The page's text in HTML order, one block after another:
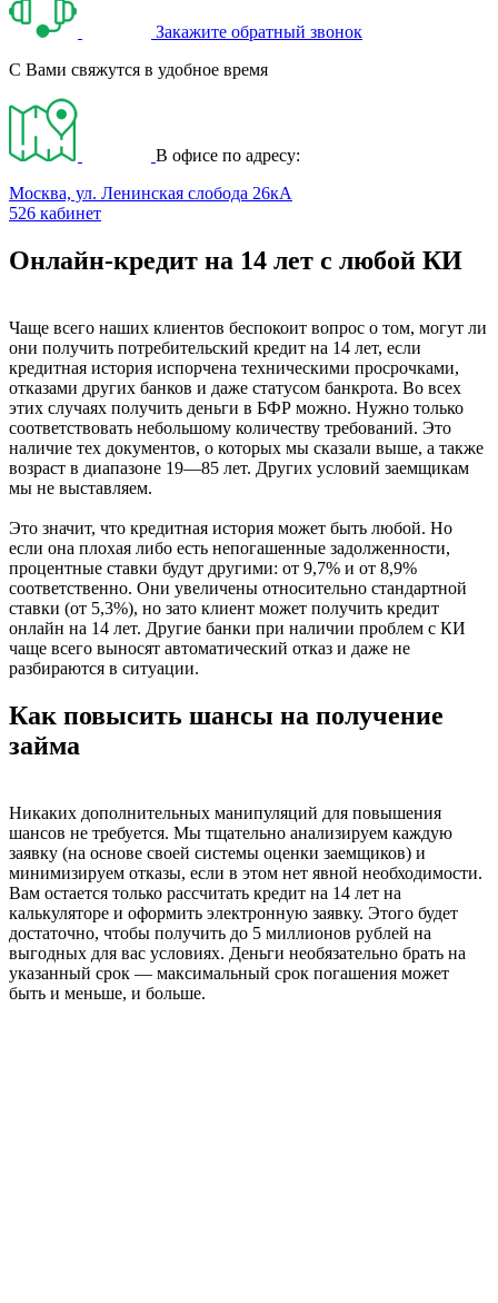
Закажите обратный звонок
С Вами свяжутся в удобное время
В офисе по адресу:
Москва, ул. Ленинская слобода 26кА
526 кабинет
Онлайн-кредит на 14 лет с любой КИ
Чаще всего наших клиентов беспокоит вопрос о том, могут ли
они получить потребительский кредит на 14 лет, если
кредитная история испорчена техническими просрочками,
отказами других банков и даже статусом банкрота. Во всех
этих случаях получить деньги в БФР можно. Нужно только
соответствовать небольшому количеству требований. Это
наличие тех документов, о которых мы сказали выше, а также
возраст в диапазоне 19—85 лет. Других условий заемщикам
мы не выставляем.
Это значит, что кредитная история может быть любой. Но
если она плохая либо есть непогашенные задолженности,
процентные ставки будут другими: от 9,7% и от 8,9%
соответственно. Они увеличены относительно стандартной
ставки (от 5,3%), но зато клиент может получить кредит
онлайн на 14 лет. Другие банки при наличии проблем с КИ
чаще всего выносят автоматический отказ и даже не
разбираются в ситуации.
Как повысить шансы на получение
займа
Никаких дополнительных манипуляций для повышения
шансов не требуется. Мы тщательно анализируем каждую
заявку (на основе своей системы оценки заемщиков) и
минимизируем отказы, если в этом нет явной необходимости.
Вам остается только рассчитать кредит на 14 лет на
калькуляторе и оформить электронную заявку. Этого будет
достаточно, чтобы получить до 5 миллионов рублей на
выгодных для вас условиях. Деньги необязательно брать на
указанный срок — максимальный срок погашения может
быть и меньше, и больше.